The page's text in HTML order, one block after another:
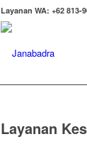
Layanan WA: +62 813-
Layanan